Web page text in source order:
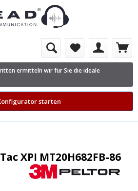
ermitteln wir für Sie die ideale
starten
XPI MT20H682FB-86